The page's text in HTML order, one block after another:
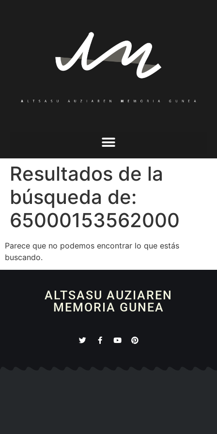
Resultados de la
búsqueda de:
65000153562000
Parece que no podemos encontrar lo que estás
buscando.
ALTSASU AUZIAREN
MEMORIA GUNEA